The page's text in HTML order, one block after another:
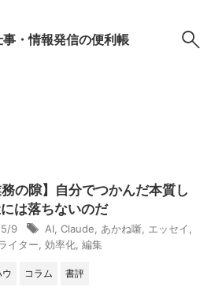
・情報発信の便利帳
務の隙】自分でつかんだ本質し
は落ちないのだ
9 AI Claude あかね噺 エッセイ
イター 効率化 編集
コラム 書評